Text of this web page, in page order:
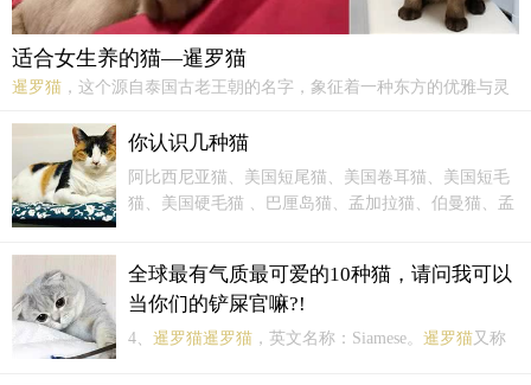
适合女生养的猫—暹罗猫
暹罗猫 ，这个源自泰国古老王朝的名字，象征着一种东方的优雅与灵
使其在众多猫咪品种中脱颖而出。历史与起源
猫”或“泰国猫”，原产于泰国（古称暹罗）。
你认识几种猫
阿比西尼亚猫、美国短尾猫、美国卷耳猫、美国短毛
猫、美国硬毛猫 、巴厘岛猫、孟加拉猫、伯曼猫、孟
猫、欧洲缅甸猫、异国猫、哈瓦那棕猫、日本短尾
猫、...
全球最有气质最可爱的10种猫，请问我可以
当你们的铲屎官嘛?!
4、 暹罗猫暹罗猫 ，英文名称：Siamese。 暹罗猫 又称